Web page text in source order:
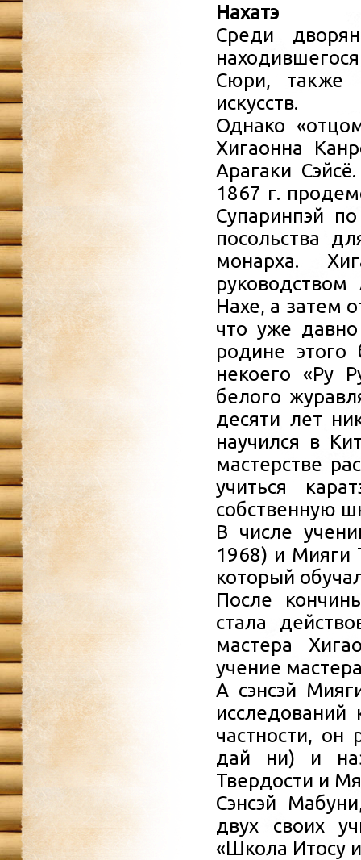
Нахатэ
Среди
Сюри, также
искусств.
Однако
Хигаонна
Арагаки
1867 г.
Супаринпэй
посольства
монарха.
Нахе, а затем
что уже
родине этого
некоего «Ру
белого
десяти лет
научился в
мастерстве
учиться
собственную
В числе
1968) и Мияги
который
После
стала
мастера
учение
А сэнсэй
исследований
частности, он
дай ни) и
Твердости и
Сэнсэй
двух своих
«Школа Итосу